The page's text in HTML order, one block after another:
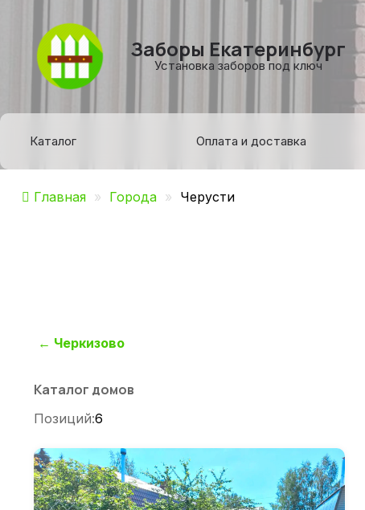
Заборы Екатеринбург
Установка заборов под ключ
Каталог Оплата и доставка
Главная » Города » Черусти
Навигация
записям
← Черкизово
Каталог домов
Позиций:6